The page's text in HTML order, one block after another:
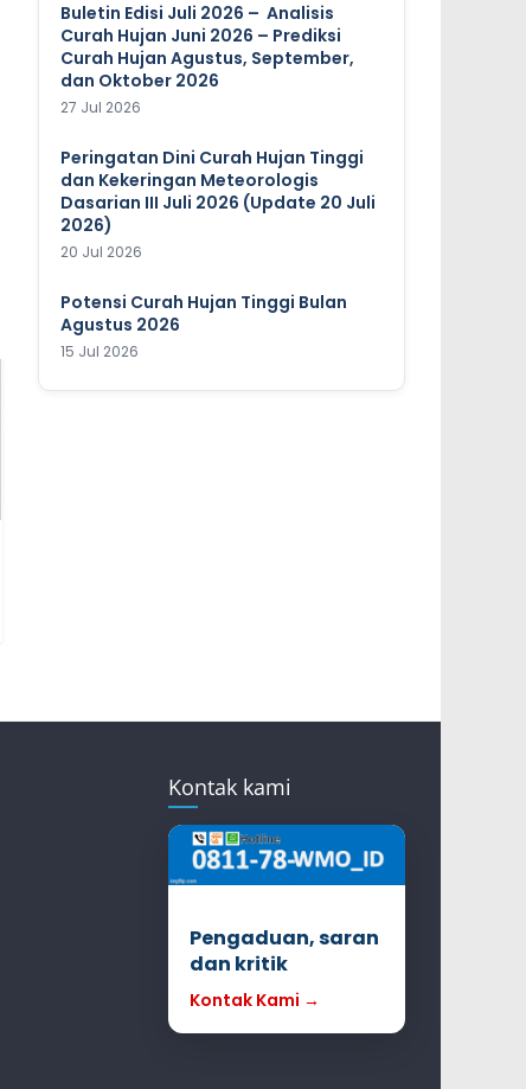
Buletin Edisi Juli 2026 – Analisis
Curah Hujan Juni 2026 – Prediksi
Curah Hujan Agustus, September,
dan Oktober 2026
27 Jul 2026
Peringatan Dini Curah Hujan Tinggi
dan Kekeringan Meteorologis
Dasarian III Juli 2026 (Update 20 Juli
2026)
20 Jul 2026
Potensi Curah Hujan Tinggi Bulan
Agustus 2026
15 Jul 2026
Kontak kami
Pengaduan, saran
dan kritik
Kontak Kami →